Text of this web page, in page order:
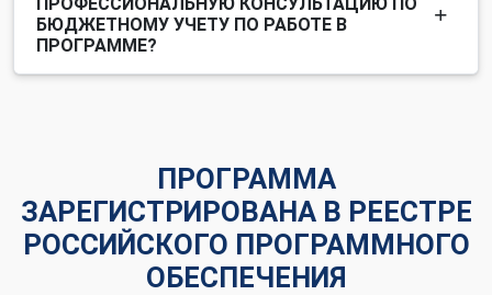
БЮДЖЕТНОМУ УЧЕТУ ПО РАБОТЕ В
ПРОГРАММЕ?
ПРОГРАММА
ЗАРЕГИСТРИРОВАНА В РЕЕСТРЕ
РОССИЙСКОГО ПРОГРАММНОГО
ОБЕСПЕЧЕНИЯ